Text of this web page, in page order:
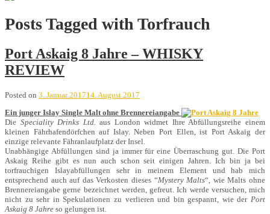
Posts Tagged with Torfrauch
Port Askaig 8 Jahre – WHISKY
REVIEW
Posted on 3. Januar 201714. August 2017
Ein junger Islay Single Malt ohne Brennereiangabe
Die Speciality Drinks Ltd. aus London widmet Ihre Abfüllungsreihe einem
kleinen Fährhafendörfchen auf Islay. Neben Port Ellen, ist Port Askaig der
einzige relevante Fähranlaufplatz der Insel.
Unabhängige Abfüllungen sind ja immer für eine Überraschung gut. Die Port
Askaig Reihe gibt es nun auch schon seit einigen Jahren. Ich bin ja bei
torfrauchigen Islayabfüllungen sehr in meinem Element und hab mich
entsprechend auch auf das Verkosten dieses “Mystery Malts“, wie Malts ohne
Brennereiangabe gerne bezeichnet werden, gefreut. Ich werde versuchen, mich
nicht zu sehr in Spekulationen zu verlieren und bin gespannt, wie der Port
Askaig 8 Jahre so gelungen ist.